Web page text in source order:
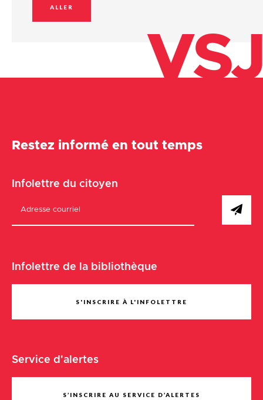
ALLER
VSJ
Restez informé en tout temps
Infolettre du citoyen
Infolettre de la bibliothèque
S'INSCRIRE À L'INFOLETTRE
Service d'alertes
S’INSCRIRE AU SERVICE D’ALERTES